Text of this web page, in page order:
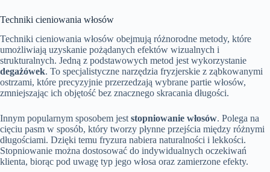
Techniki cieniowania włosów
Techniki cieniowania włosów obejmują różnorodne metody, które
umożliwiają uzyskanie pożądanych efektów wizualnych i
strukturalnych. Jedną z podstawowych metod jest wykorzystanie
degażówek. To specjalistyczne narzędzia fryzjerskie z ząbkowanymi
ostrzami, które precyzyjnie przerzedzają wybrane partie włosów,
zmniejszając ich objętość bez znacznego skracania długości.
Innym popularnym sposobem jeststopniowanie włosów. Polega na
cięciu pasm w sposób, który tworzy płynne przejścia między różnymi
długościami. Dzięki temu fryzura nabiera naturalności i lekkości.
Stopniowanie można dostosować do indywidualnych oczekiwań
klienta, biorąc pod uwagę typ jego włosa oraz zamierzone efekty.